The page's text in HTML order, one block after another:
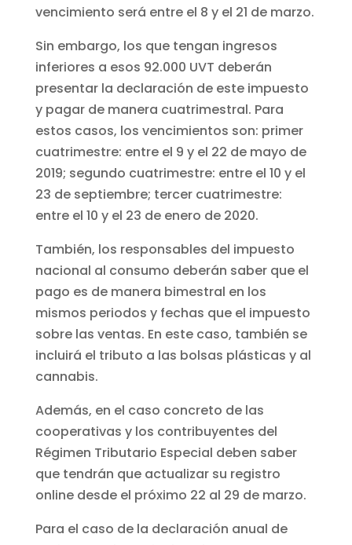
vencimiento será entre el 8 y el 21 de marzo.
Sin embargo, los que tengan ingresos
inferiores a esos 92.000 UVT deberán
presentar la declaración de este impuesto
y pagar de manera cuatrimestral. Para
estos casos, los vencimientos son: primer
cuatrimestre: entre el 9 y el 22 de mayo de
2019; segundo cuatrimestre: entre el 10 y el
23 de septiembre; tercer cuatrimestre:
entre el 10 y el 23 de enero de 2020.
También, los responsables del impuesto
nacional al consumo deberán saber que el
pago es de manera bimestral en los
mismos periodos y fechas que el impuesto
sobre las ventas. En este caso, también se
incluirá el tributo a las bolsas plásticas y al
cannabis.
Además, en el caso concreto de las
cooperativas y los contribuyentes del
Régimen Tributario Especial deben saber
que tendrán que actualizar su registro
online desde el próximo 22 al 29 de marzo.
Para el caso de la declaración anual de